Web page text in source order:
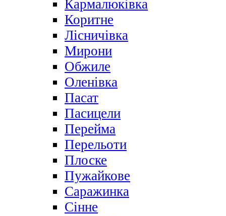
Кармалюківка
Коритне
Лісничівка
Мирони
Обжиле
Оленівка
Пасат
Пасицели
Перейма
Перельоти
Плоске
Пужайкове
Саражинка
Сінне